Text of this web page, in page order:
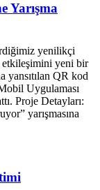
Yarışma
yenilikçi
etkileşimini yeni bir
yansıtılan QR kod
Uygulaması
Proje Detayları:
yarışmasına